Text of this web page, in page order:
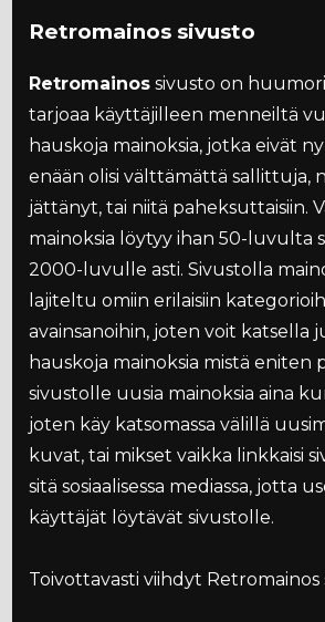
Retromainos sivusto
Retromainos sivusto on
tarjoaa käyttäjilleen menneiltä
hauskoja mainoksia, jotka eivät
enään olisi välttämättä sallittuja,
jättänyt, tai niitä paheksuttaisiin.
mainoksia löytyy ihan 50-luvulta
2000-luvulle asti. Sivustolla
lajiteltu omiin erilaisiin
avainsanoihin, joten voit katsella
hauskoja mainoksia mistä eniten
sivustolle uusia mainoksia aina
joten käy katsomassa välillä
kuvat, tai mikset vaikka linkkaisi
sitä sosiaalisessa mediassa, jotta
käyttäjät löytävät sivustolle.
Toivottavasti viihdyt Retromainos